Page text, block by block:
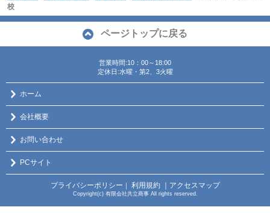
校
ページトップに戻る
営業時間:10：00～18:00
定休日:水曜・第2、3火曜
ホーム
会社概要
お問い合わせ
PCサイト
プライバシーポリシー ｜ 利用規約 ｜アクセスマップ
Copyright(c) 有限会社共立商事 All rights reserved.